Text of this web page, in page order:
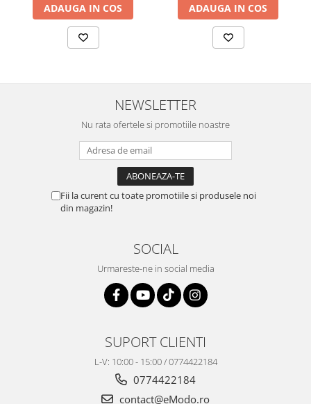
ADAUGA IN COS ADAUGA IN COS
NEWSLETTER
Nu rata ofertele si promotiile noastre
Fii la curent cu toate promotiile si produsele noi
din magazin!
SOCIAL
Urmareste-ne in social media
SUPORT CLIENTI
L-V: 10:00 - 15:00 / 0774422184
0774422184
contact@eModo.ro